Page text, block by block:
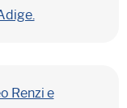
Renzi e